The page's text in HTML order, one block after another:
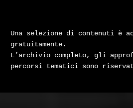
Una selezione di contenuti è
gratuitamente.
L’archivio completo, gli
percorsi tematici sono